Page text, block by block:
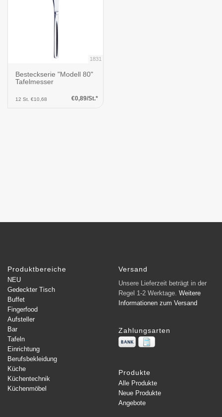
1831
Besteckserie "Modell 80"
Tafelmesser
12 St. €10,68 €0,89/St.*
Produktbereiche
NEU
Gedeckter Tisch
Buffet
Fingerfood
Aufsteller
Bar
Tafeln
Einrichtung
Berufsbekleidung
Küche
Küchentechnik
Küchenmöbel
Versand
Unsere Lieferzeit beträgt in der
Regel 1-2 Werktage. Weitere
Informationen zum Versand
Zahlungsarten
Produkte
Alle Produkte
Neue Produkte
Angebote